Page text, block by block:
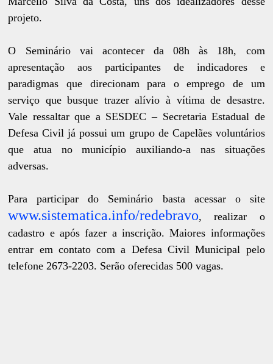
projeto.
O Seminário vai acontecer da 08h às 18h, com
apresentação aos participantes de indicadores e
paradigmas que direcionam para o emprego de um
serviço que busque trazer alívio à vítima de desastre.
Vale ressaltar que a SESDEC – Secretaria Estadual de
Defesa Civil já possui um grupo de Capelães voluntários
que atua no município auxiliando-a nas situações
adversas.
Para participar do Seminário basta acessar o site
www.sistematica.info/redebravo, realizar o
cadastro e após fazer a inscrição. Maiores informações
entrar em contato com a Defesa Civil Municipal pelo
telefone 2673-2203. Serão oferecidas 500 vagas.